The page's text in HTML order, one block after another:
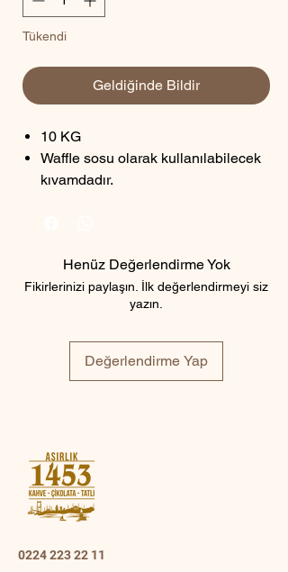
Tükendi
Geldiğinde Bildir
10 KG
Waffle sosu olarak kullanılabilecek
kıvamdadır.
Henüz Değerlendirme Yok
Fikirlerinizi paylaşın. İlk değerlendirmeyi siz
yazın.
Değerlendirme Yap
0224 223 22 11